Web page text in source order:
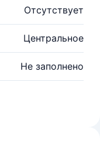
Отсутствует
Центральное
Не заполнено